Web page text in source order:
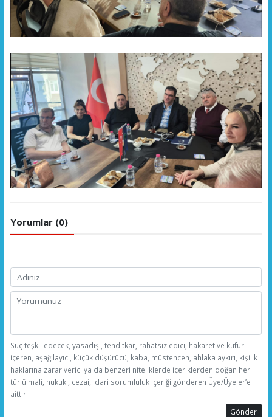
Yorumlar (0)
Suç teşkil edecek, yasadışı, tehditkar, rahatsız edici, hakaret ve küfür
içeren, aşağılayıcı, küçük düşürücü, kaba, müstehcen, ahlaka aykırı, kişilik
haklarına zarar verici ya da benzeri niteliklerde içeriklerden doğan her
türlü mali, hukuki, cezai, idari sorumluluk içeriği gönderen Üye/Üyeler’e
aittir.
Gönder